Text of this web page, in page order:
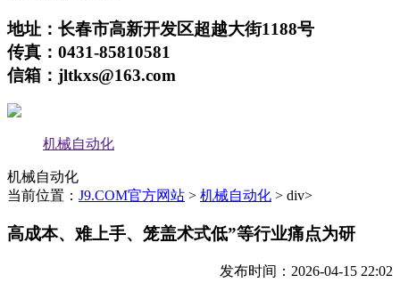
地址：长春市高新开发区超越大街1188号
传真：0431-85810581
信箱：jltkxs@163.com
机械自动化
机械自动化
当前位置： J9.COM官方网站 > 机械自动化 > div>
高成本、难上手、笼盖术式低”等行业痛点为研
发布时间：2026-04-15 22:02